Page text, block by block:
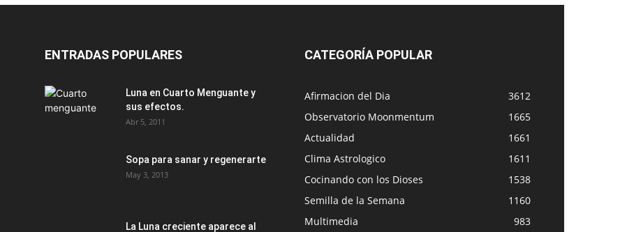
ENTRADAS POPULARES
Luna en Cuarto Menguante y
sus efectos.
Abr 5, 2011
Sopa para sanar y regenerarte
May 3, 2013
La Luna creciente aparece al
CATEGORÍA POPULAR
Afirmacion del Dia
3612
Observatorio Moonmentum
1665
Actualidad
1661
Clima Astrologico
1611
Cocinando con los Dioses
1538
Semilla de la Semana
1160
Multimedia
983